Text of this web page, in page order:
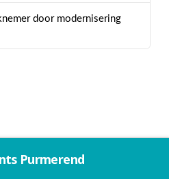
door modernisering
Purmerend